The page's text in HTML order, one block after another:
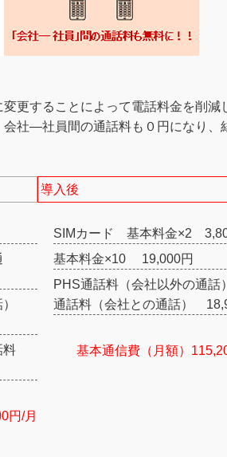
更することによって電話料金を削減
社―社員間の通話料も０円になり、
）
料
円/月
導入後
SIMカード 基本料金×2
基本料金×10 19,000円
PHS通話料（会社以外の通話
通話料（会社との通話）
基本通信費（月額）